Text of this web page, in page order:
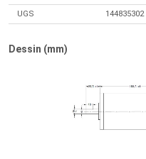
UGS 144835302
Dessin (mm)